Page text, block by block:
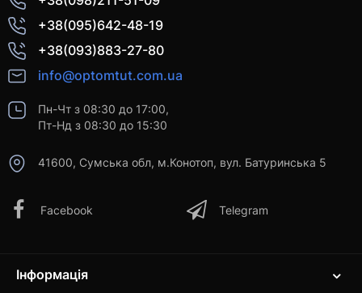
+38(095)642-48-19
+38(093)883-27-80
info@optomtut.com.ua
Пн-Чт з 08:30 до 17:00,
Пт-Нд з 08:30 до 15:30
41600, Сумська обл, м.Конотоп, вул. Батуринська 5
Facebook Telegram
Інформація